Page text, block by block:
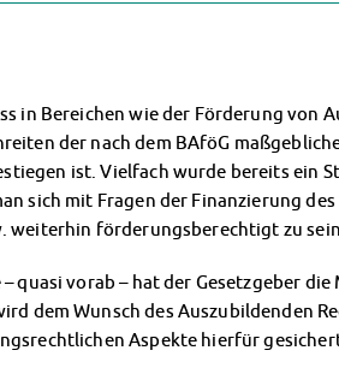
in Bereichen wie der Förderung von
der nach dem BAföG
ist. Vielfach wurde bereits ein
sich mit Fragen der Finanzierung
weiterhin förderungsberechtigt zu sein.
quasi vorab – hat der Gesetzgeber
dem Wunsch des Auszubildenden
Aspekte hierfür